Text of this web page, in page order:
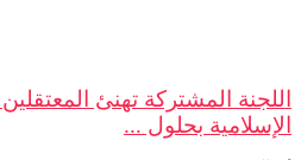
اللجنة المشتركة تهنئ
الإسلامية بحلول ...